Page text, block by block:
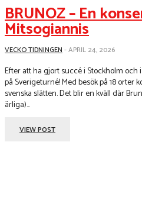
BRUNOZ – En
Mitsogiannis
VECKO TIDNINGEN-APRIL 24, 2026
Efter att ha gjort succé i Stockholm
på Sverigeturné! Med besök på 18
svenska slätten. Det blir en kväll där
ärliga)...
VIEW POST